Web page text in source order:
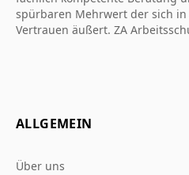
spürbaren Mehrwert der sich
Vertrauen äußert. ZA
ALLGEMEIN
Über uns